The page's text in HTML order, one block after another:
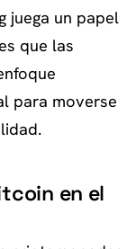
juega un papel
que las
para moverse
en el